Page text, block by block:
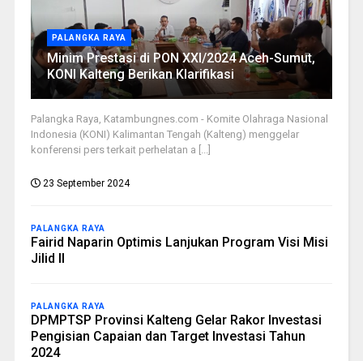
PALANGKA RAYA
Minim Prestasi di PON XXI/2024 Aceh-Sumut,
KONI Kalteng Berikan Klarifikasi
Palangka Raya, Katambungnes.com - Komite Olahraga Nasional
Indonesia (KONI) Kalimantan Tengah (Kalteng) menggelar
konferensi pers terkait perhelatan a [...]
23 September 2024
PALANGKA RAYA
Fairid Naparin Optimis Lanjukan Program Visi Misi
Jilid II
PALANGKA RAYA
DPMPTSP Provinsi Kalteng Gelar Rakor Investasi
Pengisian Capaian dan Target Investasi Tahun
2024